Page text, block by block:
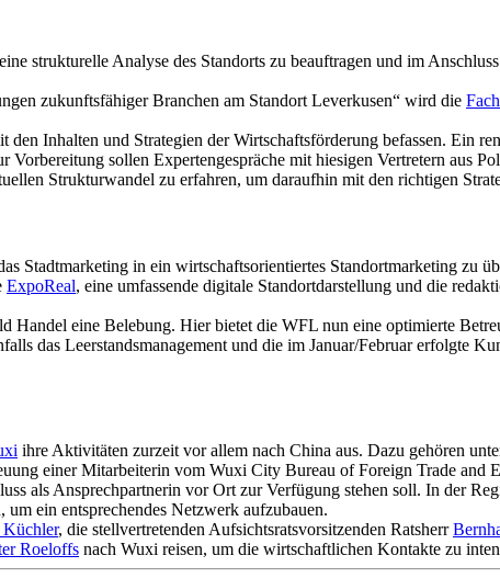
strukturelle Analyse des Standorts zu beauftragen und im
zukunftsfähiger Branchen am Standort Leverkusen“ wird die
Inhalten und Strategien der Wirtschaftsförderung befassen. Ein
sollen Expertengespräche mit hiesigen Vertretern aus
Strukturwandel zu erfahren, um daraufhin mit den richtigen
Stadtmarketing in ein wirtschaftsorientiertes Standortmarketing zu
ExpoReal, eine umfassende digitale Standortdarstellung und die
Handel eine Belebung. Hier bietet die WFL nun eine optimierte
das Leerstandsmanagement und die im Januar/Februar erfolgte
ihre Aktivitäten zurzeit vor allem nach China aus. Dazu gehören
einer Mitarbeiterin vom Wuxi City Bureau of Foreign Trade and
als Ansprechpartnerin vor Ort zur Verfügung stehen soll. In der
ein entsprechendes Netzwerk aufzubauen.
Küchler, die stellvertretenden Aufsichtsratsvorsitzenden Ratsherr
Roeloffs nach Wuxi reisen, um die wirtschaftlichen Kontakte zu